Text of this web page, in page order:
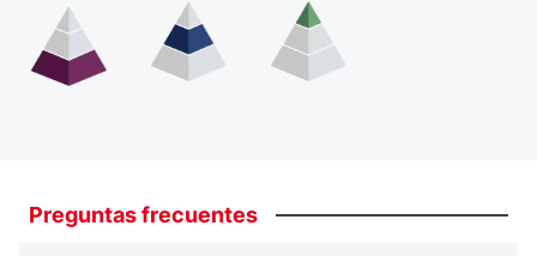
Preguntasfrecuentes